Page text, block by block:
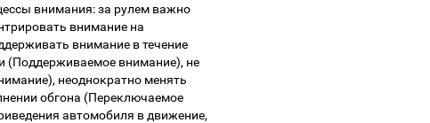
внимания: за рулем важно
внимание на
внимание в течение
(Поддерживаемое внимание), не
неоднократно менять
обгона (Переключаемое
автомобиля в движение,